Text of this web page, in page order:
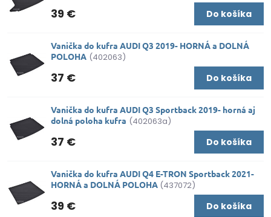
39 € Do košíka
Vanička do kufra AUDI Q3 2019- HORNÁ a DOLNÁ
POLOHA (402063)
37 € Do košíka
Vanička do kufra AUDI Q3 Sportback 2019- horná aj
dolná poloha kufra (402063a)
37 € Do košíka
Vanička do kufra AUDI Q4 E-TRON Sportback 2021-
HORNÁ a DOLNÁ POLOHA (437072)
39 € Do košíka